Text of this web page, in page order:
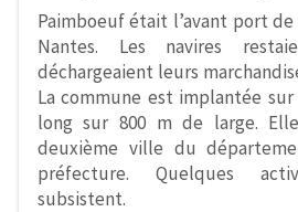
Paimboeuf était l’avant port
Nantes. Les navires
déchargeaient leurs
La commune est implantée
long sur 800 m de large.
deuxième ville du
préfecture. Quelques
subsistent.